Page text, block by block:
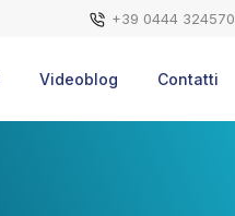
+39 0444 324570
Videoblog Contatti